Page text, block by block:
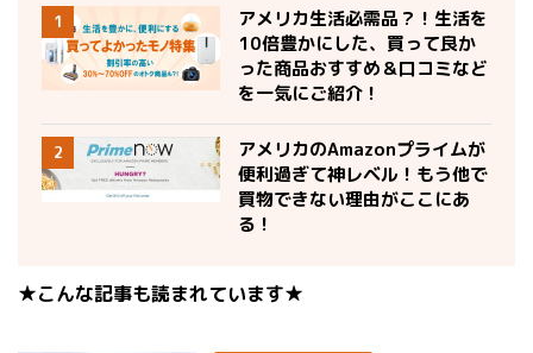
1
アメリカ生活必需品？！生活を
10倍豊かにした、買って良か
った商品おすすめ＆口コミなど
を一気にご紹介！
2
アメリカのAmazonプライムが
便利過ぎて神レベル！もう他で
買物できない理由がここにあ
る！
★こんな記事も読まれています★